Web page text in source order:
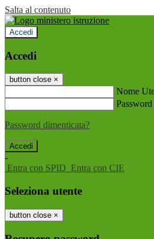
Salta al contenuto
Accedi
Accedi
button close ×
Nome
Password
Password dimenticata?
-
Entra con SPID Entra con CIE
Seleziona utente
button close ×